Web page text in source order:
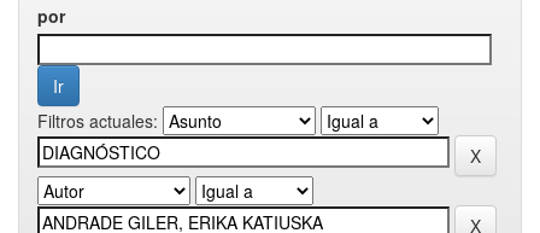
por
Filtros actuales: